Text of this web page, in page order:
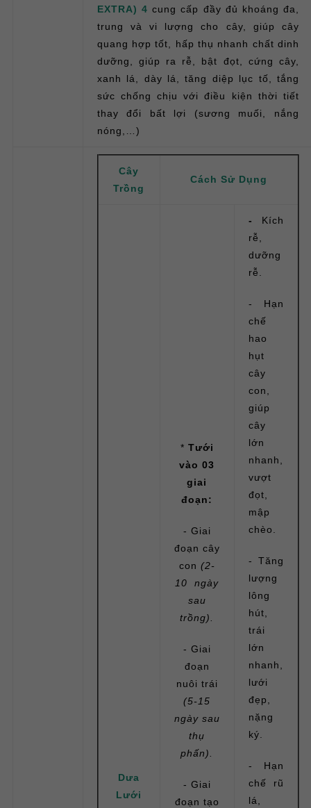
EXTRA) 4 cung cấp đầy đủ khoáng đa,
trung và vi lượng cho cây, giúp cây
quang hợp tốt, hấp thụ nhanh chất dinh
dưỡng, giúp ra rễ, bật đọt, cứng cây,
xanh lá, dày lá, tăng diệp lục tố, tắng
sức chống chịu với điều kiện thời tiết
thay đổi bất lợi (sương muối, nắng
nóng,…)
Cây
Trồng
Cách Sử Dụng
Dưa
Lưới
* Tưới
vào 03
giai
đoạn:
- Giai
đoạn cây
con (2-
10 ngày
sau
trồng).
- Giai
đoạn
nuôi trái
(5-15
ngày sau
thụ
phấn).
- Giai
đoạn tạo
- Kích
rễ,
dưỡng
rễ.
- Hạn
chế
hao
hụt
cây
con,
giúp
cây
lớn
nhanh,
vượt
đọt,
mập
chèo.
- Tăng
lượng
lông
hút,
trái
lớn
nhanh,
lưới
đẹp,
nặng
ký.
- Hạn
chế rũ
lá,